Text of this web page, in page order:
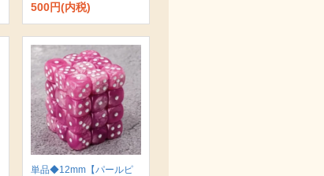
500円(内税)
単品◆12mm【パールピ